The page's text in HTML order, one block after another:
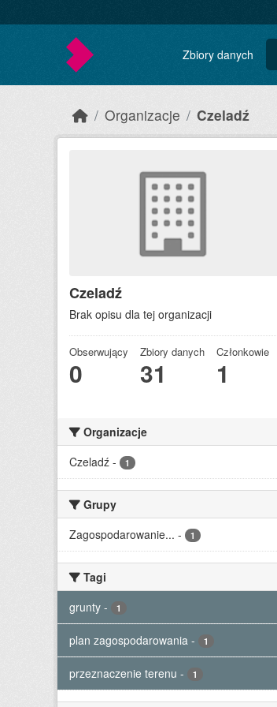
Zbiory danych
Organizacje Czeladź
Czeladź
Brak opisu dla tej organizacji
Obserwujący
0
Zbiory danych
31
Członkowie
1
Organizacje
Czeladź - 1
Grupy
Zagospodarowanie... - 1
Tagi
grunty - 1
plan zagospodarowania - 1
przeznaczenie terenu - 1